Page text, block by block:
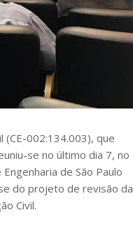
(CE-002:134.003), que
se no último dia 7, no
de São Paulo
do projeto de revisão da
Civil.